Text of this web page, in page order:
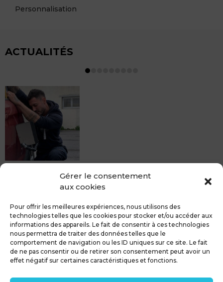
Gérer le consentement
aux cookies
Pour offrir les meilleures expériences, nous utilisons des
technologies telles que les cookies pour stocker et/ou accéder aux
informations des appareils. Le fait de consentir à ces technologies
nous permettra de traiter des données telles que le
comportement de navigation ou les ID uniques sur ce site. Le fait
de ne pas consentir ou de retirer son consentement peut avoir un
effet négatif sur certaines caractéristiques et fonctions.
Personnalisation
ACTUALITÉS
peinture, sans rendez-vous mais Avec le sourire :)
du débosselage vous accueille sans rendez-...
MDCS GROUPE
Mentions légales
Confidentialité & RGPD
Contact